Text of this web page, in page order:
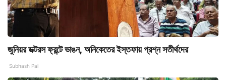
জুনিয়র ডক্টরস ফ্রন্টে ভাঙন, অনিকেতের ইস্তফায় প্রশ্ন সতীর্থদের
Subhash Pal